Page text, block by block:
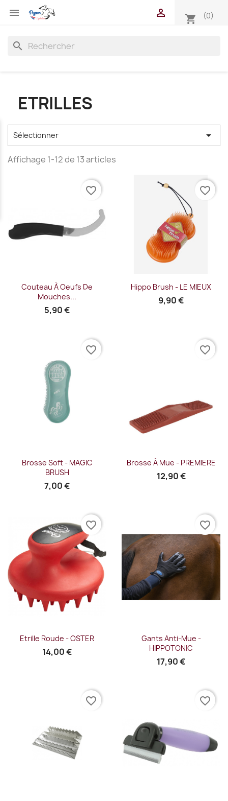
 shopping_cart (0)

search
ETRILLES
Sélectionner 
Affichage 1-12 de 13 articles
Couteau À Oeufs De
Mouches...
5,90 €
favorite_border
Hippo Brush - LE MIEUX
9,90 €
favorite_border
Brosse Soft - MAGIC
BRUSH
7,00 €
favorite_border
Brosse À Mue - PREMIERE
12,90 €
favorite_border
Etrille Roude - OSTER
14,00 €
favorite_border
Gants Anti-Mue -
HIPPOTONIC
17,90 €
favorite_border
favorite_border favorite_border